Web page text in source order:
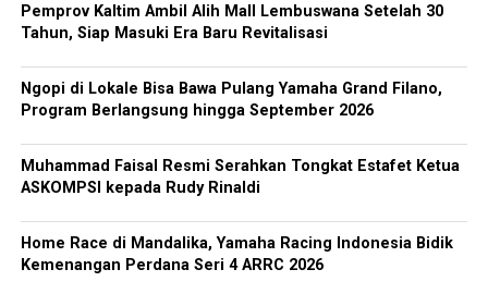
Pemprov Kaltim Ambil Alih Mall Lembuswana Setelah 30
Tahun, Siap Masuki Era Baru Revitalisasi
Ngopi di Lokale Bisa Bawa Pulang Yamaha Grand Filano,
Program Berlangsung hingga September 2026
Muhammad Faisal Resmi Serahkan Tongkat Estafet Ketua
ASKOMPSI kepada Rudy Rinaldi
Home Race di Mandalika, Yamaha Racing Indonesia Bidik
Kemenangan Perdana Seri 4 ARRC 2026